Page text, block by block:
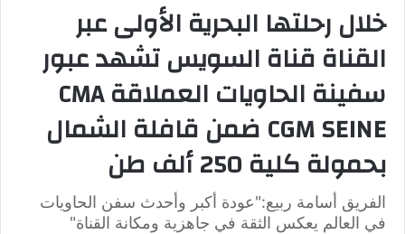
خلال رحلتها البحرية الأولى عبر
القناة قناة السويس تشهد عبور
سفينة الحاويات العملاقة CMA
CGM SEINE ضمن قافلة الشمال
بحمولة كلية 250 ألف طن
الفريق أسامة ربيع:"عودة أكبر وأحدث سفن الحاويات
في العالم يعكس الثقة في جاهزية ومكانة القناة"